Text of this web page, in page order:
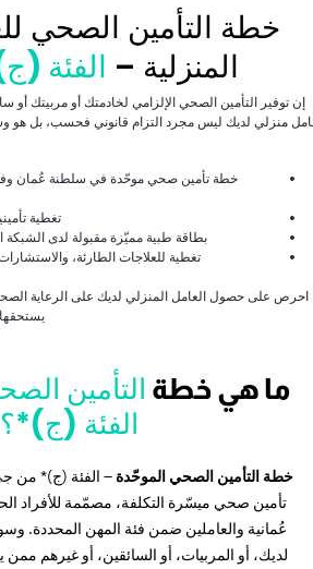
خطة التأمين الصحي
المنزلية – الفئة
إن توفير التأمين الصحي الإلزامي لخادمتك أو مربيتك أو
منزلي لديك ليس مجرد التزام قانوني فحسب، بل هو
خطة تأمين صحي موحّدة في سلطنة عُمان
تغطية تأمينية
بطاقة طبية مميّزة مقبولة لدى الشبكة
تغطية للعلاجات الطارئة، والاستشارات
احرص على حصول العامل المنزلي لديك على الرعاية
ما هي خطة التأمين
الفئة (ج)*؟
خطة التأمين الصحي الموحّدة– الفئة (ج)* من
تأمين صحي ميسّرة التكلفة، مصمّمة للأفراد
عُمانية والعاملين ضمن فئة المهن المحددة.
لديك، أو المربيات، أو السائقين، أو غيرهم